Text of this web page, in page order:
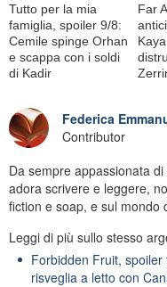
Tutto per la mia
famiglia, spoiler 9/8:
Cemile spinge Orhan
e scappa con i soldi
di Kadir
Far
Federica
Contributor
Da sempre appassionata
adora scrivere e leggere,
fiction e soap, e sul mondo
Leggi di più sullo stesso
Forbidden Fruit,
risveglia a letto con